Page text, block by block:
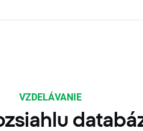
VZDELÁVANIE